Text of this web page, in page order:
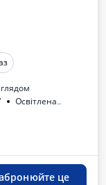
Oсвітлена
це